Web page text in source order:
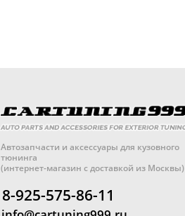
Автозапчасти и аксессуары для кузовного
тюнинга
(интернет-магазин с доставкой из Москвы)
8-925-575-86-11